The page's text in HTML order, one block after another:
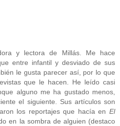
y lectora de Millás. Me hace
entre infantil y desviado de sus
le gusta parecer así, por lo que
que le hacen. He leído casi
alguno me ha gustado menos,
el siguiente. Sus artículos son
los reportajes que hacía en El
en la sombra de alguien (destaco